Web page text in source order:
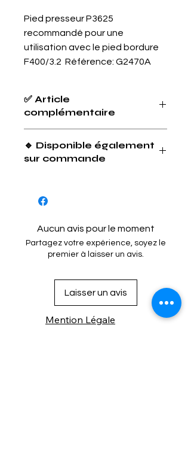
Pied presseur P3625
recommandé pour une
utilisation avec le pied bordure
F400/3.2 Référence: G2470A
✅ Article
complémentaire
🔹 Disponible également
sur commande
Nous contacter pour le délais et le
Aucun avis pour le moment
Partagez votre expérience, soyez le
premier à laisser un avis.
Laisser un avis
Mention Légale